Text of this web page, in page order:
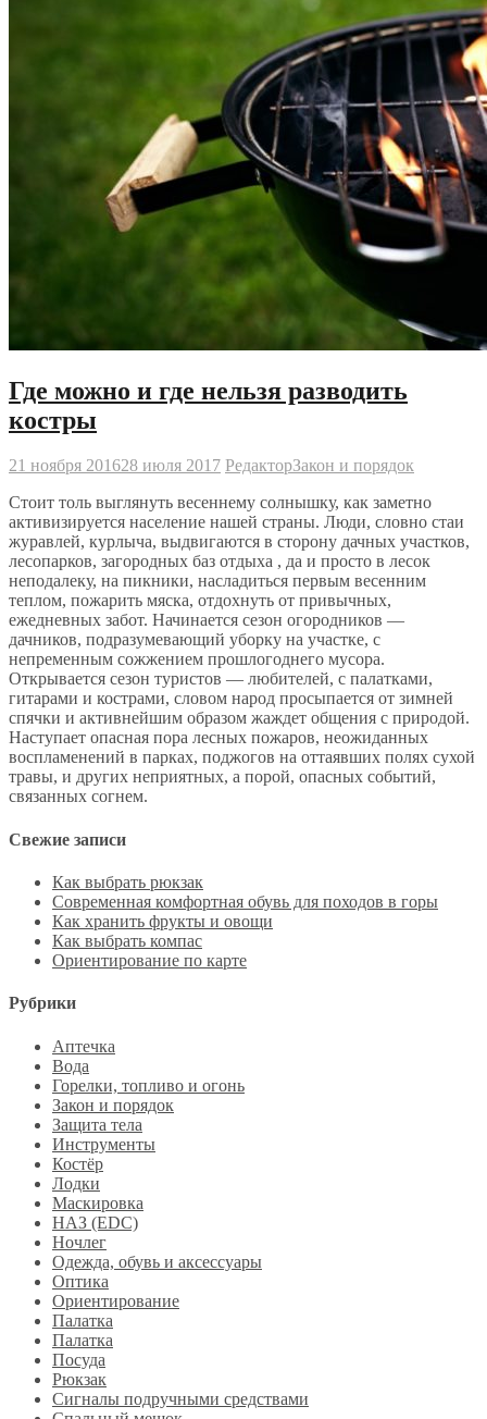
Где можно и где нельзя разводить
костры
21 ноября 201628 июля 2017 РедакторЗакон и порядок
Стоит толь выглянуть весеннему солнышку, как заметно
активизируется население нашей страны. Люди, словно стаи
журавлей, курлыча, выдвигаются в сторону дачных участков,
лесопарков, загородных баз отдыха , да и просто в лесок
неподалеку, на пикники, насладиться первым весенним
теплом, пожарить мяска, отдохнуть от привычных,
ежедневных забот. Начинается сезон огородников —
дачников, подразумевающий уборку на участке, с
непременным сожжением прошлогоднего мусора.
Открывается сезон туристов — любителей, с палатками,
гитарами и кострами, словом народ просыпается от зимней
спячки и активнейшим образом жаждет общения с природой.
Наступает опасная пора лесных пожаров, неожиданных
воспламенений в парках, поджогов на оттаявших полях сухой
травы, и других неприятных, а порой, опасных событий,
связанных согнем.
Свежие записи
Как выбрать рюкзак
Современная комфортная обувь для походов в горы
Как хранить фрукты и овощи
Как выбрать компас
Ориентирование по карте
Рубрики
Аптечка
Вода
Горелки, топливо и огонь
Закон и порядок
Защита тела
Инструменты
Костёр
Лодки
Маскировка
НАЗ (EDC)
Ночлег
Одежда, обувь и аксессуары
Оптика
Ориентирование
Палатка
Палатка
Посуда
Рюкзак
Сигналы подручными средствами